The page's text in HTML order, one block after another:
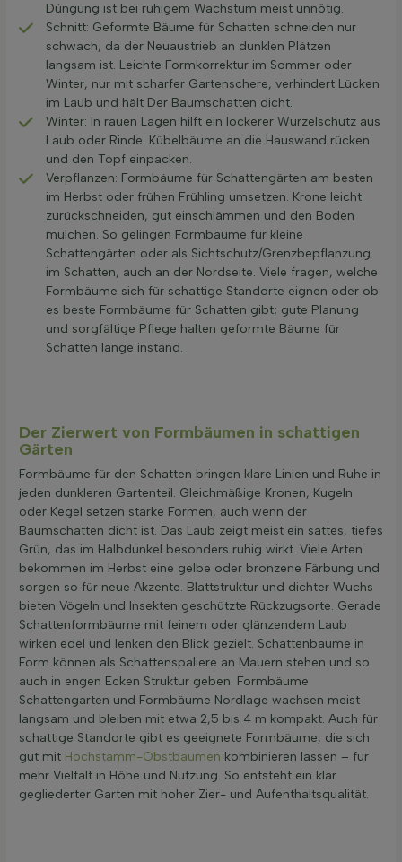
Düngung ist bei ruhigem Wachstum meist unnötig.
Schnitt: Geformte Bäume für Schatten schneiden nur
schwach, da der Neuaustrieb an dunklen Plätzen
langsam ist. Leichte Formkorrektur im Sommer oder
Winter, nur mit scharfer Gartenschere, verhindert Lücken
im Laub und hält Der Baumschatten dicht.
Winter: In rauen Lagen hilft ein lockerer Wurzelschutz aus
Laub oder Rinde. Kübelbäume an die Hauswand rücken
und den Topf einpacken.
Verpflanzen: Formbäume für Schattengärten am besten
im Herbst oder frühen Frühling umsetzen. Krone leicht
zurückschneiden, gut einschlämmen und den Boden
mulchen. So gelingen Formbäume für kleine
Schattengärten oder als Sichtschutz/Grenzbepflanzung
im Schatten, auch an der Nordseite. Viele fragen, welche
Formbäume sich für schattige Standorte eignen oder ob
es beste Formbäume für Schatten gibt; gute Planung
und sorgfältige Pflege halten geformte Bäume für
Schatten lange instand.
Der Zierwert von Formbäumen in schattigen
Gärten
Formbäume für den Schatten bringen klare Linien und Ruhe in
jeden dunkleren Gartenteil. Gleichmäßige Kronen, Kugeln
oder Kegel setzen starke Formen, auch wenn der
Baumschatten dicht ist. Das Laub zeigt meist ein sattes, tiefes
Grün, das im Halbdunkel besonders ruhig wirkt. Viele Arten
bekommen im Herbst eine gelbe oder bronzene Färbung und
sorgen so für neue Akzente. Blattstruktur und dichter Wuchs
bieten Vögeln und Insekten geschützte Rückzugsorte. Gerade
Schattenformbäume mit feinem oder glänzendem Laub
wirken edel und lenken den Blick gezielt. Schattenbäume in
Form können als Schattenspaliere an Mauern stehen und so
auch in engen Ecken Struktur geben. Formbäume
Schattengarten und Formbäume Nordlage wachsen meist
langsam und bleiben mit etwa 2,5 bis 4 m kompakt. Auch für
schattige Standorte gibt es geeignete Formbäume, die sich
gut mit Hochstamm-Obstbäumen kombinieren lassen – für
mehr Vielfalt in Höhe und Nutzung. So entsteht ein klar
gegliederter Garten mit hoher Zier- und Aufenthaltsqualität.